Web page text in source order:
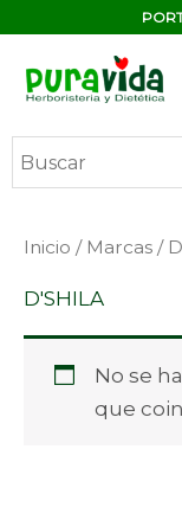
contenido
Inicio / Marcas /
D'SHILA
No se
que